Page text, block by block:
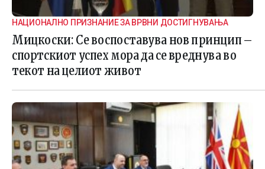
НАЦИОНАЛНО ПРИЗНАНИЕ ЗА ВРВНИ ДОСТИГНУВАЊА
Мицкоски: Се воспоставува нов принцип –
спортскиот успех мора да се вреднува во
текот на целиот живот